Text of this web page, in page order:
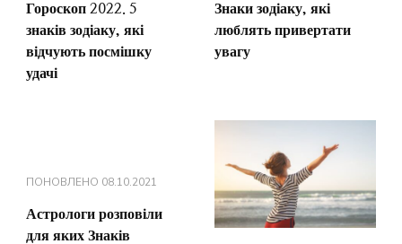
Гороскоп 2022. 5
знаків зодіаку, які
відчують посмішку
удачі
Знаки зодіаку, які
люблять привертати
увагу
ПОНОВЛЕНО 08.10.2021
Астрологи розповіли
для яких Знаків